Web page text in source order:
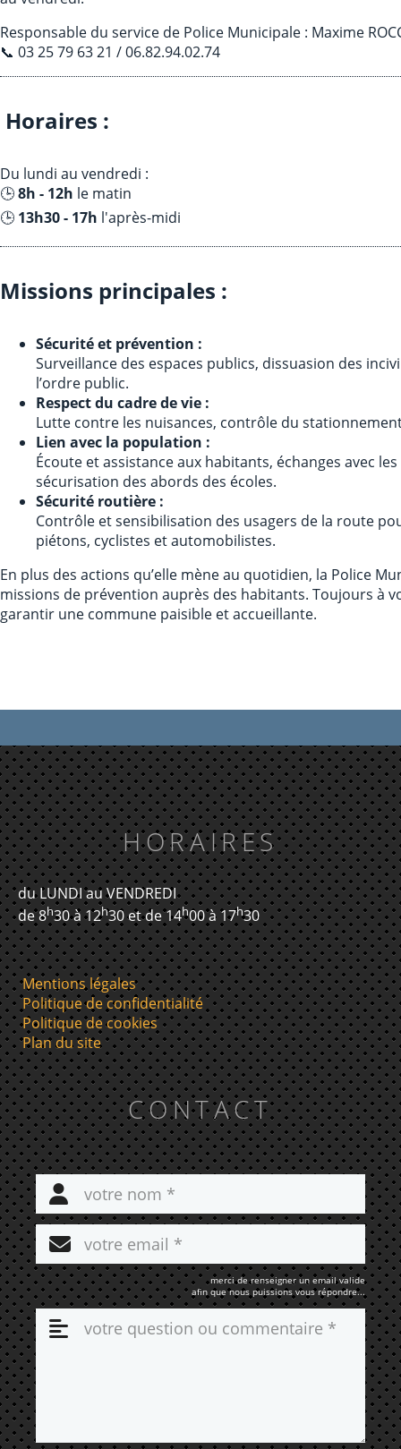
Responsable du service de Police Municipale : Maxime
📞 03 25 79 63 21 / 06.82.94.02.74
Horaires :
Du lundi au vendredi :
🕒8h - 12h le matin
🕒 13h30 - 17h l'après-midi
Missions principales :
Sécurité et prévention :
Surveillance des espaces publics, dissuasion des
l’ordre public.
Respect du cadre de vie :
Lutte contre les nuisances, contrôle du
Lien avec la population :
Écoute et assistance aux habitants, échanges avec
sécurisation des abords des écoles.
Sécurité routière :
Contrôle et sensibilisation des usagers de la route
piétons, cyclistes et automobilistes.
En plus des actions qu’elle mène au quotidien, la Police
missions de prévention auprès des habitants. Toujours à
garantir une commune paisible et accueillante.
HORAIRES
du LUNDI au VENDREDI
de 8h30 à 12h30 et de 14h00 à 17h30
Mentions légales
Politique de confidentialité
Politique de cookies
Plan du site
CONTACT
merci de renseigner un email valide
afin que nous puissions vous répondre...